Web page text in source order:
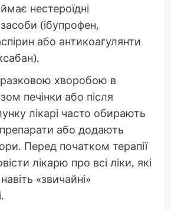
нестероїдні
(ібупрофен,
або антикоагулянти
хворобою в
печінки або після
лікарі часто обирають
препарати або додають
Перед початком терапії
лікарю про всі ліки, які
«звичайні»